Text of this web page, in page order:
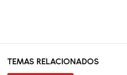
TEMAS RELACIONADOS